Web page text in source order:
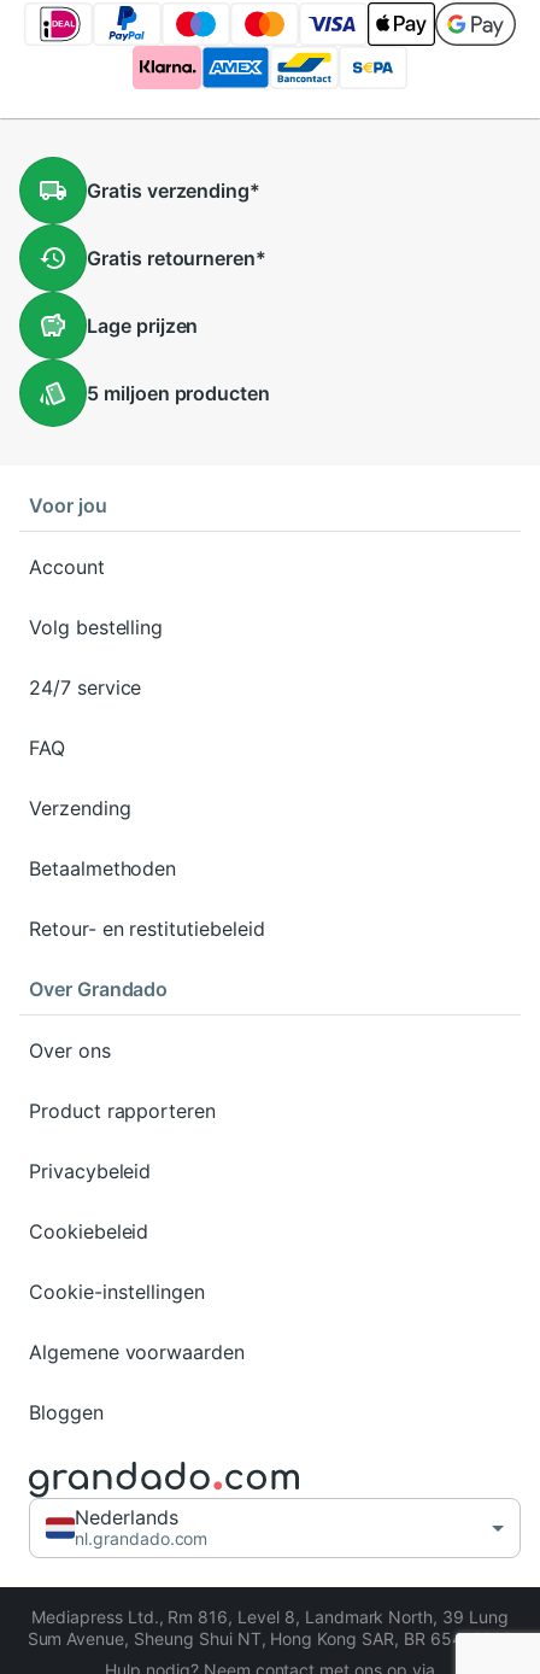
Gratis verzending*
Gratis retourneren*
Lageprijzen
5 miljoen producten
Voor jou
Account
Volg bestelling
24/7 service
FAQ
Verzending
Betaalmethoden
Retour- en restitutiebeleid
Over Grandado
Over ons
Product rapporteren
Privacybeleid
Cookiebeleid
Cookie-instellingen
Algemene voorwaarden
Bloggen
Nederlands
nl.grandado.com
Mediapress Ltd., Rm 816, Level 8, Landmark North, 39 Lung
Sum Avenue, Sheung Shui NT, Hong Kong SAR, BR 65413206
Hulp nodig? Neem contact met ons op via